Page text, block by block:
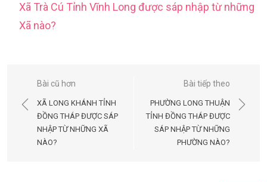
Xã Trà Cú Tỉnh Vĩnh Long được sáp nhập từ những
Xã nào?
Điều
hướng
viết
Bài cũ hơn
XÃ LONG KHÁNH TỈNH
ĐỒNG THÁP ĐƯỢC SÁP
NHẬP TỪ NHỮNG XÃ
NÀO?
Bài tiếp theo
PHƯỜNG LONG THUẬN
TỈNH ĐỒNG THÁP ĐƯỢC
SÁP NHẬP TỪ NHỮNG
PHƯỜNG NÀO?